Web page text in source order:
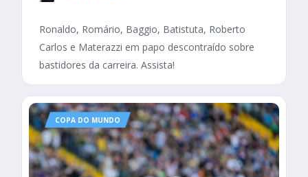
Ronaldo, Romário, Baggio, Batistuta, Roberto
Carlos e Materazzi em papo descontraído sobre
bastidores da carreira. Assista!
COPA DO MUNDO